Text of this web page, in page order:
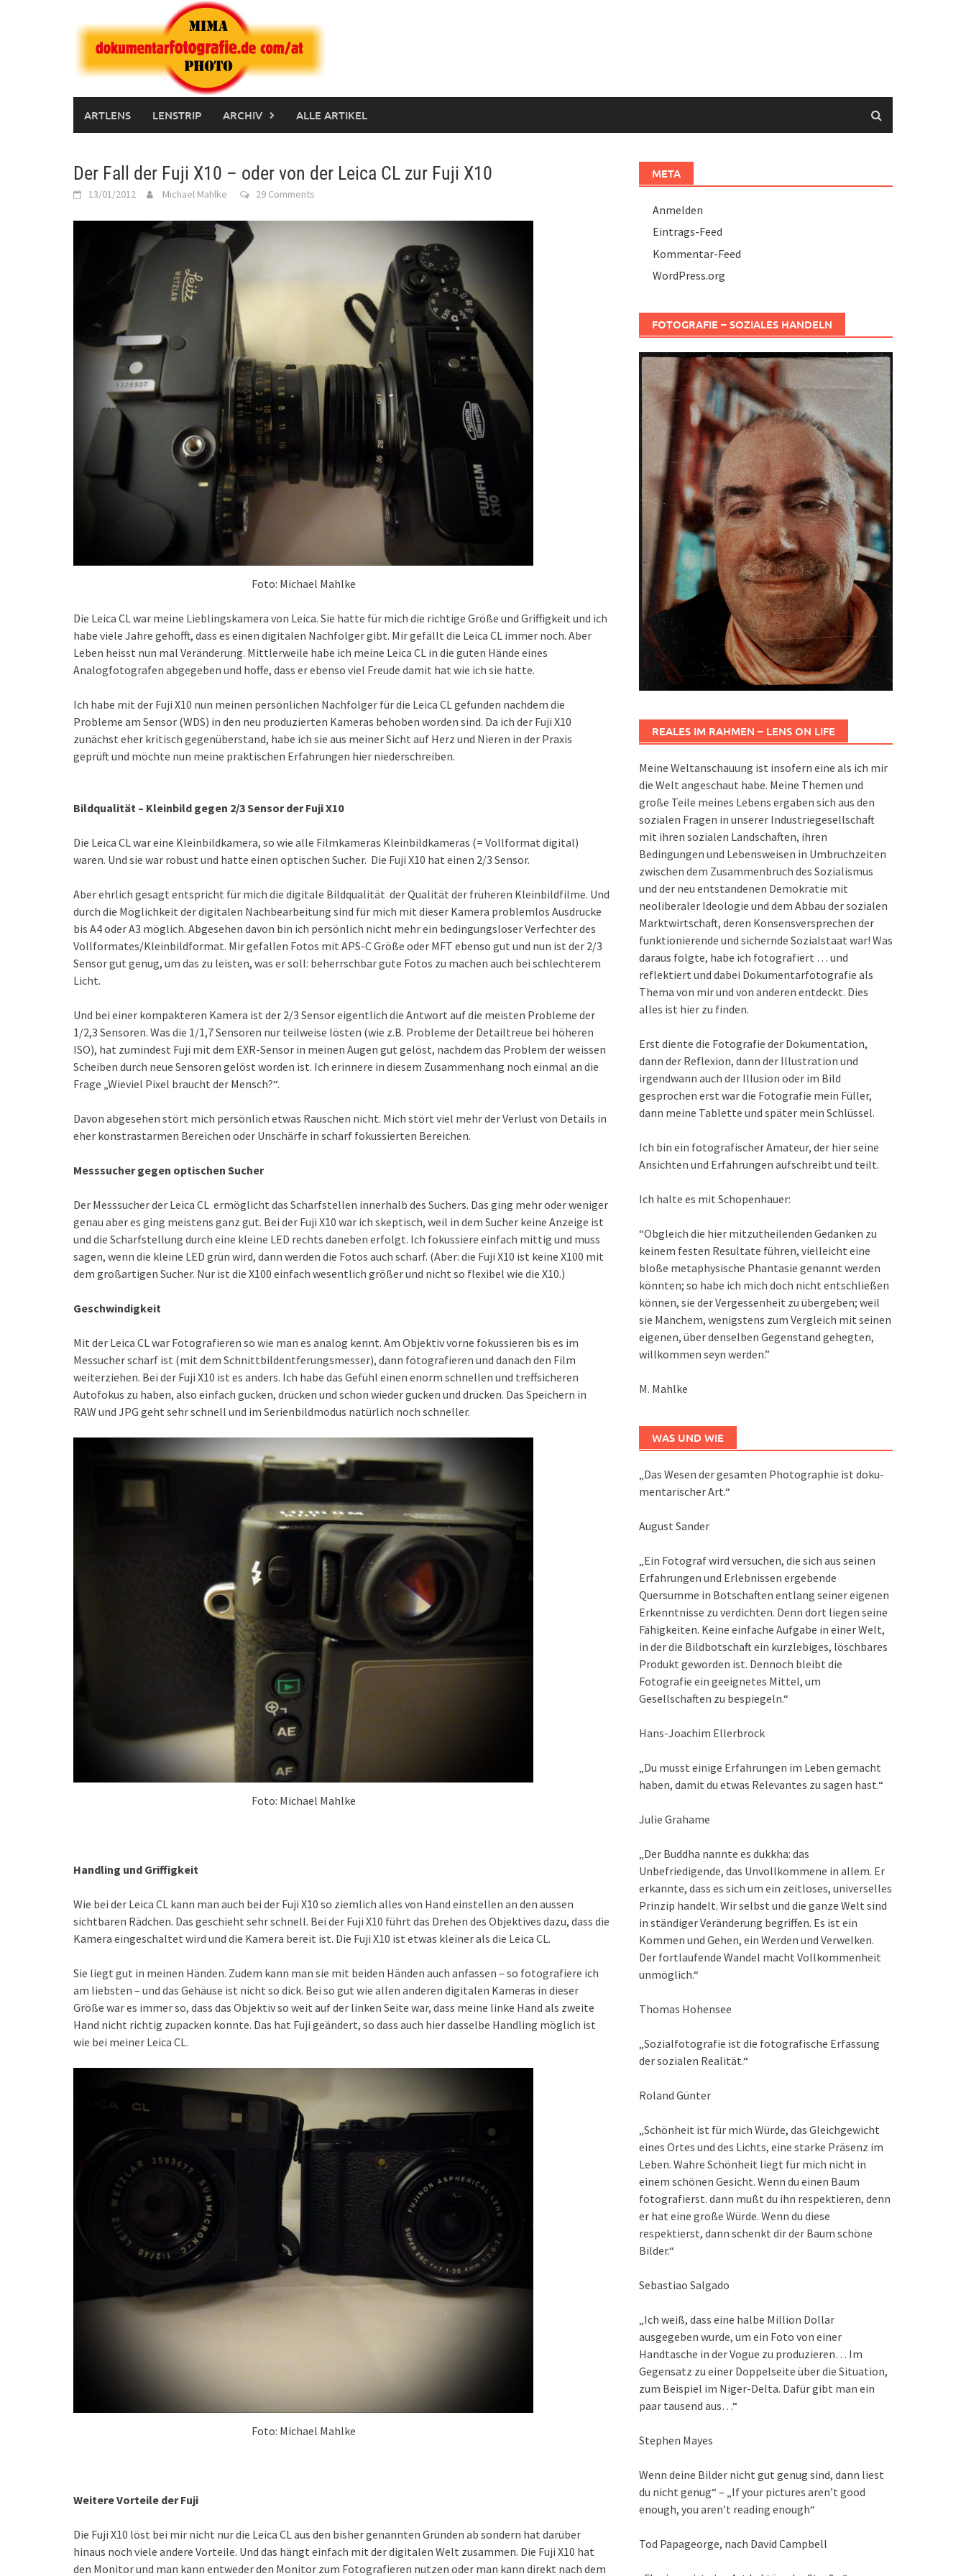
ARTLENS LENSTRIP ARCHIV ALLE ARTIKEL
Der Fall der Fuji X10 – oder von der Leica CL zur Fuji X10
13/01/2012 Michael Mahlke 29 Comments
Foto: Michael Mahlke
Die Leica CL war meine Lieblingskamera von Leica. Sie hatte für mich die richtige Größe und Griffigkeit und ich
habe viele Jahre gehofft, dass es einen digitalen Nachfolger gibt. Mir gefällt die Leica CL immer noch. Aber
Leben heisst nun mal Veränderung. Mittlerweile habe ich meine Leica CL in die guten Hände eines
Analogfotografen abgegeben und hoffe, dass er ebenso viel Freude damit hat wie ich sie hatte.
Ich habe mit der Fuji X10 nun meinen persönlichen Nachfolger für die Leica CL gefunden nachdem die
Probleme am Sensor (WDS) in den neu produzierten Kameras behoben worden sind. Da ich der Fuji X10
zunächst eher kritisch gegenüberstand, habe ich sie aus meiner Sicht auf Herz und Nieren in der Praxis
geprüft und möchte nun meine praktischen Erfahrungen hier niederschreiben.
Bildqualität – Kleinbild gegen 2/3 Sensor der Fuji X10
Die Leica CL war eine Kleinbildkamera, so wie alle Filmkameras Kleinbildkameras (= Vollformat digital)
waren. Und sie war robust und hatte einen optischen Sucher. Die Fuji X10 hat einen 2/3 Sensor.
Aber ehrlich gesagt entspricht für mich die digitale Bildqualität der Qualität der früheren Kleinbildfilme. Und
durch die Möglichkeit der digitalen Nachbearbeitung sind für mich mit dieser Kamera problemlos Ausdrucke
bis A4 oder A3 möglich. Abgesehen davon bin ich persönlich nicht mehr ein bedingungsloser Verfechter des
Vollformates/Kleinbildformat. Mir gefallen Fotos mit APS-C Größe oder MFT ebenso gut und nun ist der 2/3
Sensor gut genug, um das zu leisten, was er soll: beherrschbar gute Fotos zu machen auch bei schlechterem
Licht.
Und bei einer kompakteren Kamera ist der 2/3 Sensor eigentlich die Antwort auf die meisten Probleme der
1/2,3 Sensoren. Was die 1/1,7 Sensoren nur teilweise lösten (wie z.B. Probleme der Detailtreue bei höheren
ISO), hat zumindest Fuji mit dem EXR-Sensor in meinen Augen gut gelöst, nachdem das Problem der weissen
Scheiben durch neue Sensoren gelöst worden ist. Ich erinnere in diesem Zusammenhang noch einmal an die
Frage „Wieviel Pixel braucht der Mensch?“.
Davon abgesehen stört mich persönlich etwas Rauschen nicht. Mich stört viel mehr der Verlust von Details in
eher konstrastarmen Bereichen oder Unschärfe in scharf fokussierten Bereichen.
Messsucher gegen optischen Sucher
Der Messsucher der Leica CL ermöglicht das Scharfstellen innerhalb des Suchers. Das ging mehr oder weniger
genau aber es ging meistens ganz gut. Bei der Fuji X10 war ich skeptisch, weil in dem Sucher keine Anzeige ist
und die Scharfstellung durch eine kleine LED rechts daneben erfolgt. Ich fokussiere einfach mittig und muss
sagen, wenn die kleine LED grün wird, dann werden die Fotos auch scharf. (Aber: die Fuji X10 ist keine X100 mit
dem großartigen Sucher. Nur ist die X100 einfach wesentlich größer und nicht so flexibel wie die X10.)
Geschwindigkeit
Mit der Leica CL war Fotografieren so wie man es analog kennt. Am Objektiv vorne fokussieren bis es im
Messucher scharf ist (mit dem Schnittbildentferungsmesser), dann fotografieren und danach den Film
weiterziehen. Bei der Fuji X10 ist es anders. Ich habe das Gefühl einen enorm schnellen und treffsicheren
Autofokus zu haben, also einfach gucken, drücken und schon wieder gucken und drücken. Das Speichern in
RAW und JPG geht sehr schnell und im Serienbildmodus natürlich noch schneller.
Foto: Michael Mahlke
Handling und Griffigkeit
Wie bei der Leica CL kann man auch bei der Fuji X10 so ziemlich alles von Hand einstellen an den aussen
sichtbaren Rädchen. Das geschieht sehr schnell. Bei der Fuji X10 führt das Drehen des Objektives dazu, dass die
Kamera eingeschaltet wird und die Kamera bereit ist. Die Fuji X10 ist etwas kleiner als die Leica CL.
Sie liegt gut in meinen Händen. Zudem kann man sie mit beiden Händen auch anfassen – so fotografiere ich
am liebsten – und das Gehäuse ist nicht so dick. Bei so gut wie allen anderen digitalen Kameras in dieser
Größe war es immer so, dass das Objektiv so weit auf der linken Seite war, dass meine linke Hand als zweite
Hand nicht richtig zupacken konnte. Das hat Fuji geändert, so dass auch hier dasselbe Handling möglich ist
wie bei meiner Leica CL.
Foto: Michael Mahlke
Weitere Vorteile der Fuji
Die Fuji X10 löst bei mir nicht nur die Leica CL aus den bisher genannten Gründen ab sondern hat darüber
hinaus noch viele andere Vorteile. Und das hängt einfach mit der digitalen Welt zusammen. Die Fuji X10 hat
den Monitor und man kann entweder den Monitor zum Fotografieren nutzen oder man kann direkt nach dem
META
Anmelden
Eintrags-Feed
Kommentar-Feed
WordPress.org
FOTOGRAFIE – SOZIALES HANDELN
REALES IM RAHMEN – LENS ON LIFE
Meine Weltanschauung ist insofern eine als ich mir
die Welt angeschaut habe. Meine Themen und
große Teile meines Lebens ergaben sich aus den
sozialen Fragen in unserer Industriegesellschaft
mit ihren sozialen Landschaften, ihren
Bedingungen und Lebensweisen in Umbruchzeiten
zwischen dem Zusammenbruch des Sozialismus
und der neu entstandenen Demokratie mit
neoliberaler Ideologie und dem Abbau der sozialen
Marktwirtschaft, deren Konsensversprechen der
funktionierende und sichernde Sozialstaat war! Was
daraus folgte, habe ich fotografiert … und
reflektiert und dabei Dokumentarfotografie als
Thema von mir und von anderen entdeckt. Dies
alles ist hier zu finden.
Erst diente die Fotografie der Dokumentation,
dann der Reflexion, dann der Illustration und
irgendwann auch der Illusion oder im Bild
gesprochen erst war die Fotografie mein Füller,
dann meine Tablette und später mein Schlüssel.
Ich bin ein fotografischer Amateur, der hier seine
Ansichten und Erfahrungen aufschreibt und teilt.
Ich halte es mit Schopenhauer:
“Obgleich die hier mitzutheilenden Gedanken zu
keinem festen Resultate führen, vielleicht eine
bloße metaphysische Phantasie genannt werden
könnten; so habe ich mich doch nicht entschließen
können, sie der Vergessenheit zu übergeben; weil
sie Manchem, wenigstens zum Vergleich mit seinen
eigenen, über denselben Gegenstand gehegten,
willkommen seyn werden.”
M. Mahlke
WAS UND WIE
„Das We­sen der ge­sam­ten Pho­to­gra­phie ist do­ku­
men­ta­ri­scher Art.“
August Sander
„Ein Fotograf wird versuchen, die sich aus seinen
Erfahrungen und Erlebnissen ergebende
Quersumme in Botschaften entlang seiner eigenen
Erkenntnisse zu verdichten. Denn dort liegen seine
Fähigkeiten. Keine einfache Aufgabe in einer Welt,
in der die Bildbotschaft ein kurzlebiges, löschbares
Produkt geworden ist. Dennoch bleibt die
Fotografie ein geeignetes Mittel, um
Gesellschaften zu bespiegeln.“
Hans-Joachim Ellerbrock
„Du musst einige Erfahrungen im Leben gemacht
haben, damit du etwas Relevantes zu sagen hast.“
Julie Grahame
„Der Buddha nannte es dukkha: das
Unbefriedigende, das Unvollkommene in allem. Er
erkannte, dass es sich um ein zeitloses, universelles
Prinzip handelt. Wir selbst und die ganze Welt sind
in ständiger Veränderung begriffen. Es ist ein
Kommen und Gehen, ein Werden und Verwelken.
Der fortlaufende Wandel macht Vollkommenheit
unmöglich.“
Thomas Hohensee
„Sozialfotografie ist die fotografische Erfassung
der sozialen Realität.“
Roland Günter
„Schönheit ist für mich Würde, das Gleichgewicht
eines Ortes und des Lichts, eine starke Präsenz im
Leben. Wahre Schönheit liegt für mich nicht in
einem schönen Gesicht. Wenn du einen Baum
fotografierst. dann mußt du ihn respektieren, denn
er hat eine große Würde. Wenn du diese
respektierst, dann schenkt dir der Baum schöne
Bilder.“
Sebastiao Salgado
„Ich weiß, dass eine halbe Million Dollar
ausgegeben wurde, um ein Foto von einer
Handtasche in der Vogue zu produzieren… Im
Gegensatz zu einer Doppelseite über die Situation,
zum Beispiel im Niger-Delta. Dafür gibt man ein
paar tausend aus…“
Stephen Mayes
Wenn deine Bilder nicht gut genug sind, dann liest
du nicht genug“ – „If your pictures aren’t good
enough, you aren’t reading enough“
Tod Papageorge, nach David Campbell